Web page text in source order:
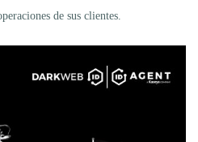
de sus clientes.